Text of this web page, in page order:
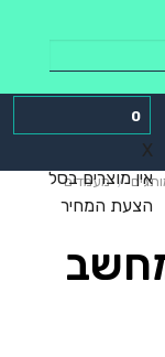
0
X
אין מוצרים בסל
הצעת המחיר
/ מעמדים